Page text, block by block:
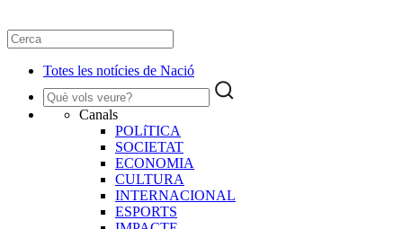
Totes les notícies de Nació
Canals
POLíTICA
SOCIETAT
ECONOMIA
CULTURA
INTERNACIONAL
ESPORTS